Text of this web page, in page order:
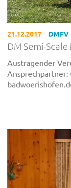
21.12.2017 DMFV
DM Semi-
Austragender
Ansprechpartner: